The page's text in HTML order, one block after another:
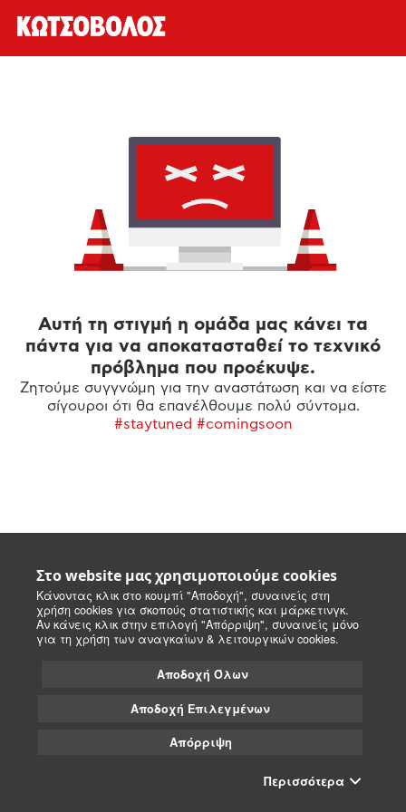
Στο website μας χρησιμοποιούμε cookies
Κάνοντας κλικ στο κουμπί "Αποδοχή", συναινείς στη
χρήση cookies για σκοπούς στατιστικής και μάρκετινγκ.
Αν κάνεις κλικ στην επιλογή "Απόρριψη", συναινείς μόνο
για τη χρήση των αναγκαίων & λειτουργικών cookies.
Αποδοχή Όλων
Αποδοχή Επιλεγμένων
Απόρριψη
Περισσότερα
Αυτή τη στιγμή η ομάδα μας κάνει τα
πάντα για να αποκατασταθεί το τεχνικό
πρόβλημα που προέκυψε.
Ζητούμε συγγνώμη για την αναστάτωση και να είστε
σίγουροι ότι θα επανέλθουμε πολύ σύντομα.
#staytuned #comingsoon